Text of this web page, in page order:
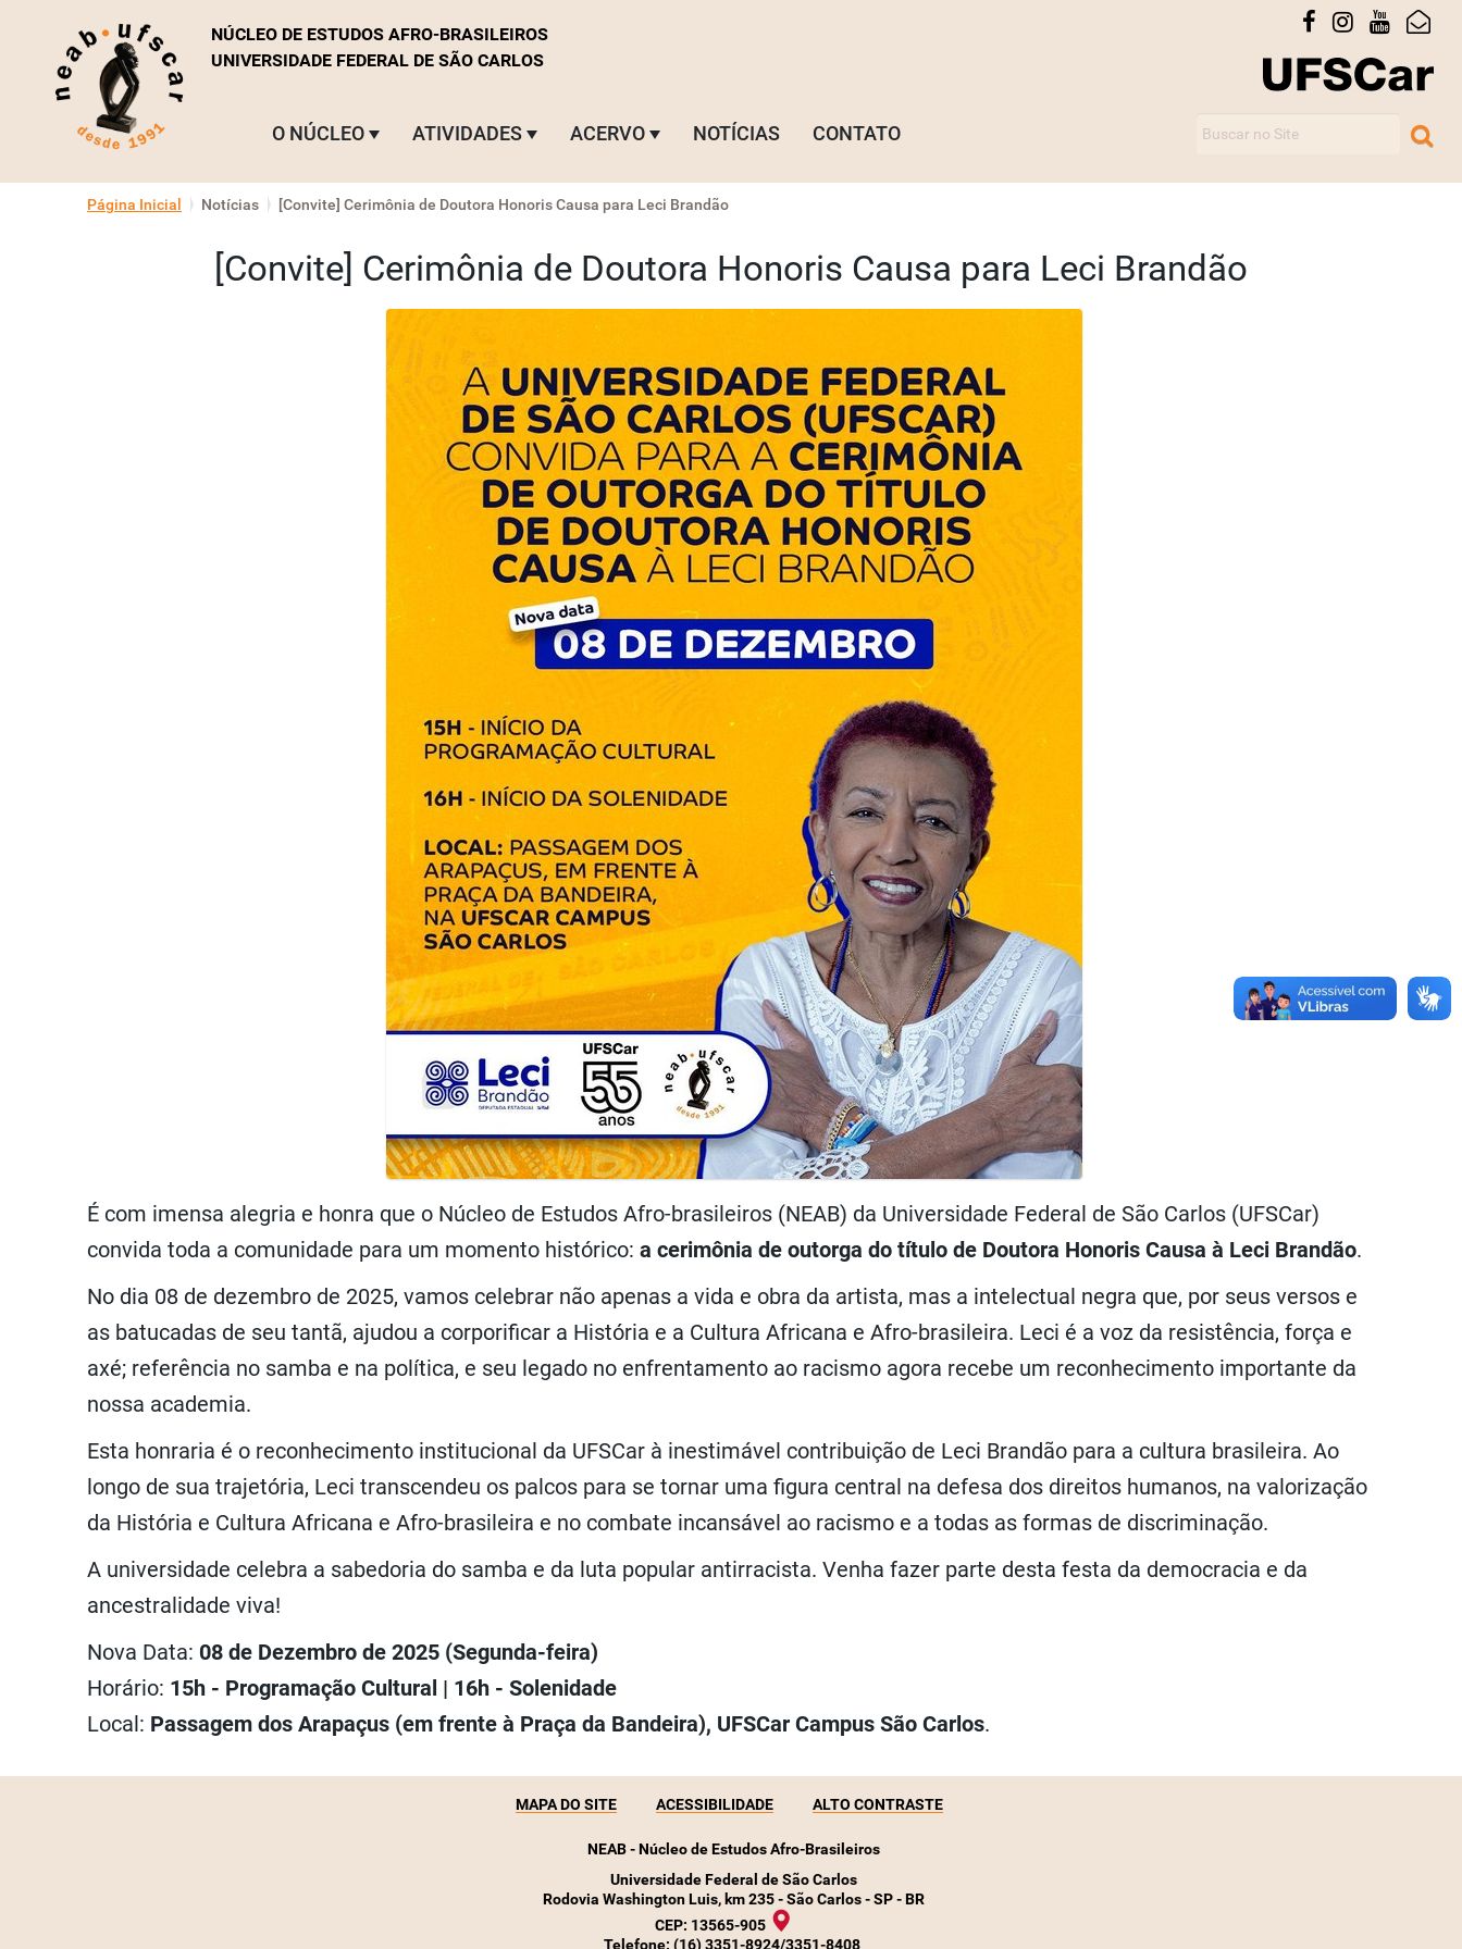
NÚCLEO DE ESTUDOS AFRO-BRASILEIROS
UNIVERSIDADE FEDERAL DE SÃO CARLOS
Busca Avançada…
O NÚCLEO ATIVIDADES ACERVO NOTÍCIAS CONTATO
Página Inicial Notícias [Convite] Cerimônia de Doutora Honoris Causa para Leci Brandão
[Convite] Cerimônia de Doutora Honoris Causa para Leci Brandão
É com imensa alegria e honra que o Núcleo de Estudos Afro-brasileiros (NEAB) da Universidade Federal de São Carlos (UFSCar)
convida toda a comunidade para um momento histórico: a cerimônia de outorga do título de Doutora Honoris Causa à Leci Brandão.
No dia 08 de dezembro de 2025, vamos celebrar não apenas a vida e obra da artista, mas a intelectual negra que, por seus versos e
as batucadas de seu tantã, ajudou a corporificar a História e a Cultura Africana e Afro-brasileira. Leci é a voz da resistência, força e
axé; referência no samba e na política, e seu legado no enfrentamento ao racismo agora recebe um reconhecimento importante da
nossa academia.
Esta honraria é o reconhecimento institucional da UFSCar à inestimável contribuição de Leci Brandão para a cultura brasileira. Ao
longo de sua trajetória, Leci transcendeu os palcos para se tornar uma figura central na defesa dos direitos humanos, na valorização
da História e Cultura Africana e Afro-brasileira e no combate incansável ao racismo e a todas as formas de discriminação.
A universidade celebra a sabedoria do samba e da luta popular antirracista. Venha fazer parte desta festa da democracia e da
ancestralidade viva!
Nova Data: 08 de Dezembro de 2025 (Segunda-feira)
Horário: 15h - Programação Cultural | 16h - Solenidade
Local: Passagem dos Arapaçus (em frente à Praça da Bandeira), UFSCar Campus São Carlos.
MAPA DO SITE ACESSIBILIDADE ALTO CONTRASTE
NEAB - Núcleo de Estudos Afro-Brasileiros
Universidade Federal de São Carlos
Rodovia Washington Luis, km 235 - São Carlos - SP - BR
CEP: 13565-905
Telefone: (16) 3351-8924/3351-8408